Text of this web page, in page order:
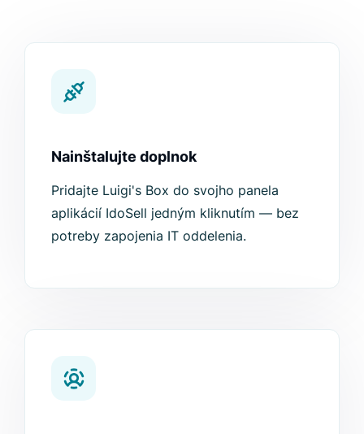
Nainštalujte doplnok
Pridajte Luigi's Box do svojho panela
aplikácií IdoSell jedným kliknutím — bez
potreby zapojenia IT oddelenia.